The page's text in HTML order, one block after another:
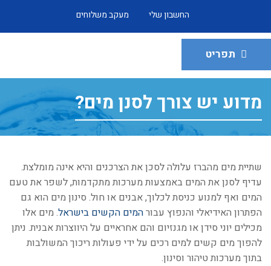
החשבון שלי מעקב משלוחים
מדוע יש צורך לסנן מים?
שתיית מים מהברז עלולה לסכן את הצרכנים והיא אינה מומלצת.
עדיף לסנן את המים באמצעות מערכות מתקדמות, לשפר את טעם
המים ואף למנוע כניסת לכלוך, אבנים או חול. סינון מים הוא גם
הפתרון האידיאלי והנפוץ עבורהמים הקשים בישראל. מים אלו
מכילים יוני סידן או מגנזיום והם אחראיים על היווצרות אבנית. ניתן
להפוך מים קשים למים רכים על ידי פעולות ריכוך המשולבות
בתוך מערכות טיהור וסינון.